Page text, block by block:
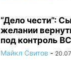
“Дело чести”:
желании
под контроль
Майкл Свитов -